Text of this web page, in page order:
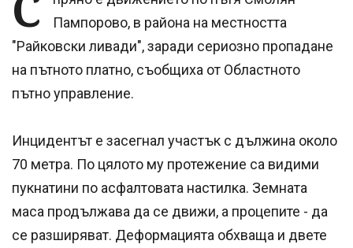
Пампорово, в района на местността
"Райковски ливади", заради сериозно пропадане
на пътното платно, съобщиха от Областното
пътно управление.
Инцидентът е засегнал участък с дължина около
70 метра. По цялото му протежение са видими
пукнатини по асфалтовата настилка. Земната
маса продължава да се движи, а процепите - да
се разширяват. Деформацията обхваща и двете